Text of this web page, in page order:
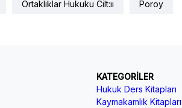
Ortaklıklar Hukuku Cilt:ıı Poroy
KATEGORİLER
Hukuk Ders Kitapları
Kaymakamlık Kitapları